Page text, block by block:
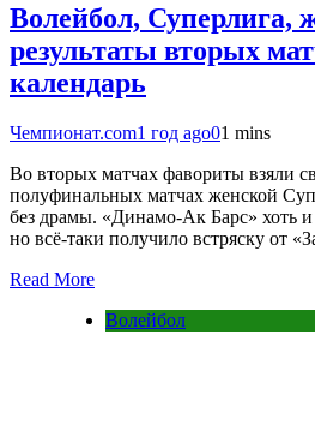
Волейбол,
результаты вторых
календарь
Чемпионат.com1 год ago01 mins
Во вторых матчах фавориты взяли
полуфинальных матчах женской
без драмы. «Динамо-Ак Барс» хоть
но всё-таки получило встряску от
Read More
Волейбол